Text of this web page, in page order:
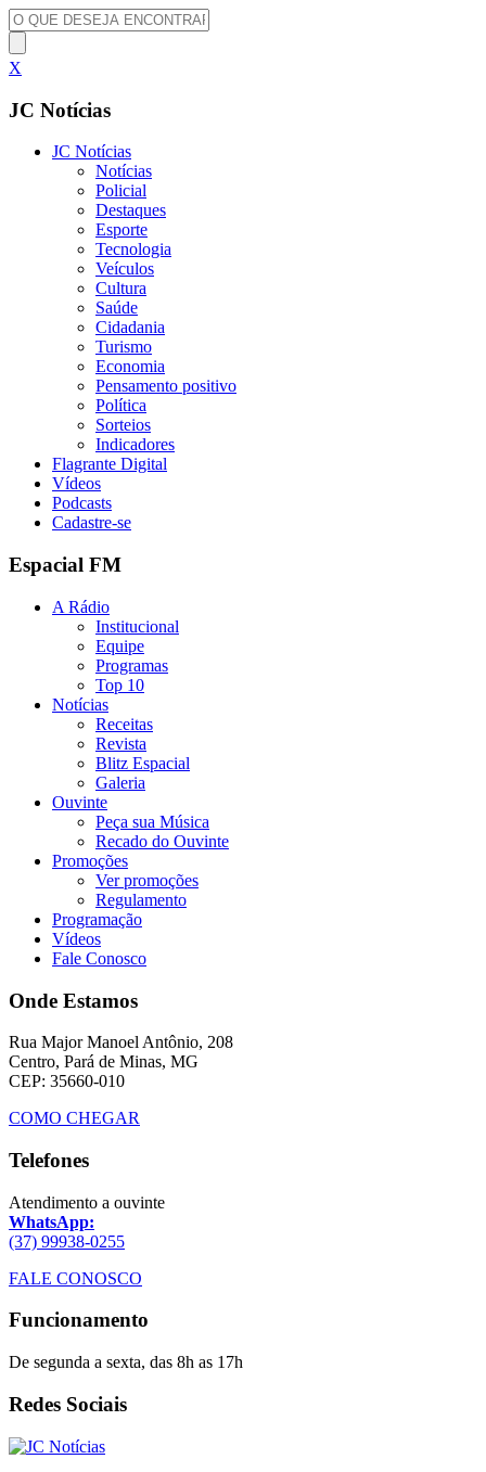
X
JC Notícias
JC Notícias
Notícias
Policial
Destaques
Esporte
Tecnologia
Veículos
Cultura
Saúde
Cidadania
Turismo
Economia
Pensamento positivo
Política
Sorteios
Indicadores
Flagrante Digital
Vídeos
Podcasts
Cadastre-se
Espacial FM
A Rádio
Institucional
Equipe
Programas
Top 10
Notícias
Receitas
Revista
Blitz Espacial
Galeria
Ouvinte
Peça sua Música
Recado do Ouvinte
Promoções
Ver promoções
Regulamento
Programação
Vídeos
Fale Conosco
Onde Estamos
Rua Major Manoel Antônio, 208
Centro, Pará de Minas, MG
CEP: 35660-010
COMO CHEGAR
Telefones
Atendimento a ouvinte
WhatsApp:
(37) 99938-0255
FALE CONOSCO
Funcionamento
De segunda a sexta, das 8h as 17h
Redes Sociais